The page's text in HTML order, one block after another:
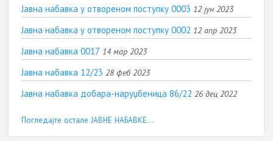
Јавна набавка у отвореном поступку 0003 12 јун 2023
Јавна набавка у отвореном поступку 0002 12 апр 2023
Јавна набавка 0017 14 мар 2023
Јавна набавка 12/23 28 феб 2023
Јавна набавка добара-наруџбеница 86/22 26 дец 2022
Погледајте остале ЈАВНЕ НАБАВКЕ...